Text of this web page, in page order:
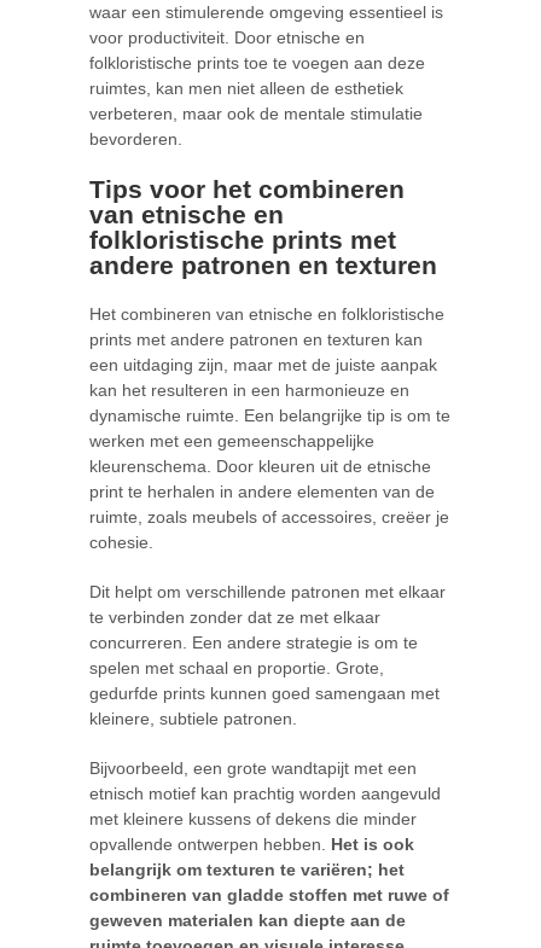
waar een stimulerende omgeving essentieel is
voor productiviteit. Door etnische en
folkloristische prints toe te voegen aan deze
ruimtes, kan men niet alleen de esthetiek
verbeteren, maar ook de mentale stimulatie
bevorderen.
Tips voor het combineren
van etnische en
folkloristische prints met
andere patronen en texturen
Het combineren van etnische en folkloristische
prints met andere patronen en texturen kan
een uitdaging zijn, maar met de juiste aanpak
kan het resulteren in een harmonieuze en
dynamische ruimte. Een belangrijke tip is om te
werken met een gemeenschappelijke
kleurenschema. Door kleuren uit de etnische
print te herhalen in andere elementen van de
ruimte, zoals meubels of accessoires, creëer je
cohesie.
Dit helpt om verschillende patronen met elkaar
te verbinden zonder dat ze met elkaar
concurreren. Een andere strategie is om te
spelen met schaal en proportie. Grote,
gedurfde prints kunnen goed samengaan met
kleinere, subtiele patronen.
Bijvoorbeeld, een grote wandtapijt met een
etnisch motief kan prachtig worden aangevuld
met kleinere kussens of dekens die minder
opvallende ontwerpen hebben.
Het is ook
belangrijk om texturen te variëren; het
combineren van gladde stoffen met ruwe of
geweven materialen kan diepte aan de